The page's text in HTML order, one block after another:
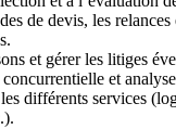
de devis, les
et gérer les litiges
et
différents services